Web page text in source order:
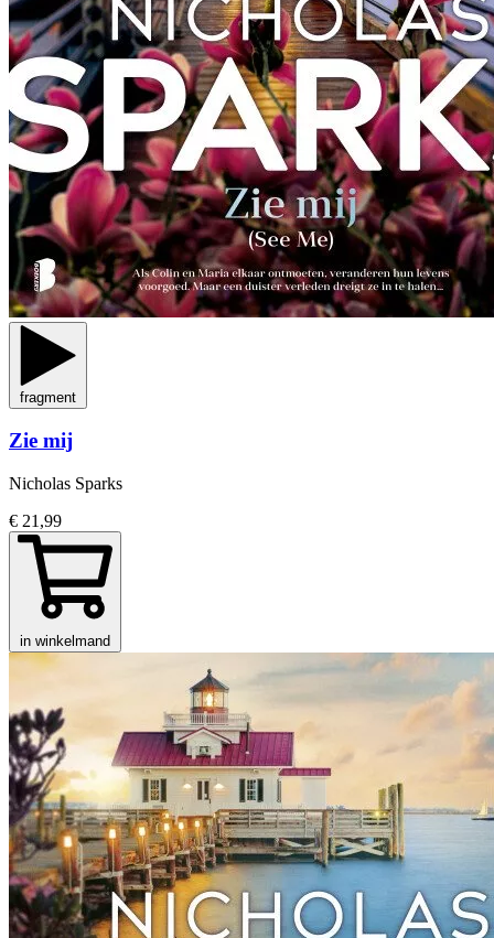
fragment
Zie mij
Nicholas Sparks
€ 21,99
in winkelmand